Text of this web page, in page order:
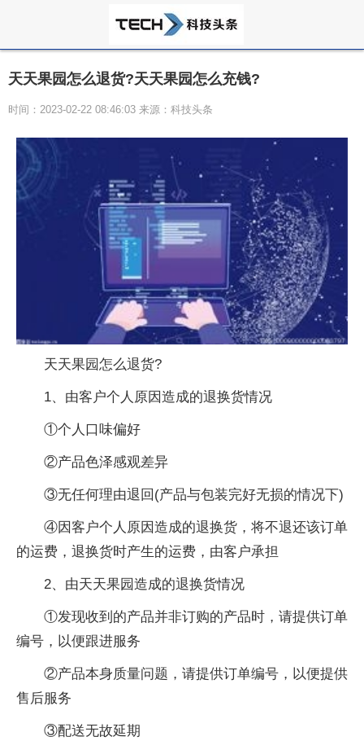
天天果园怎么退货?天天果园怎么充钱?
时间：2023-02-22 08:46:03 来源：科技头条
天天果园怎么退货?
1、由客户个人原因造成的退换货情况
①个人口味偏好
②产品色泽感观差异
③无任何理由退回(产品与包装完好无损的情况下)
④因客户个人原因造成的退换货，将不退还该订单
的运费，退换货时产生的运费，由客户承担
2、由天天果园造成的退换货情况
①发现收到的产品并非订购的产品时，请提供订单
编号，以便跟进服务
②产品本身质量问题，请提供订单编号，以便提供
售后服务
③配送无故延期